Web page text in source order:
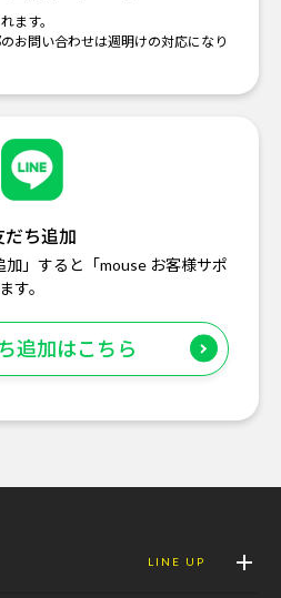
ます。
お問い合わせは週明けの対応になり
だち追加
」すると「mouse お客様サポ
す。
追加はこちら
LINE UP